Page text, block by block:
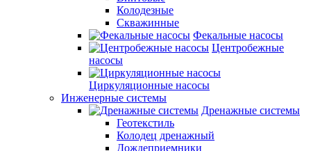
Колодезные
Скважинные
Фекальные насосы
Центробежные
насосы
Циркуляционные насосы
Инженерные системы
Дренажные системы
Геотекстиль
Колодец дренажный
Дождеприемники